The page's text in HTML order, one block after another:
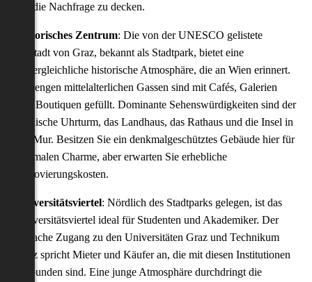
um die Nachfrage zu decken.
Historisches Zentrum: Die von der UNESCO gelistete
Altstadt von Graz, bekannt als Stadtpark, bietet eine
unvergleichliche historische Atmosphäre, die an Wien erinnert.
Die engen mittelalterlichen Gassen sind mit Cafés, Galerien
und Boutiquen gefüllt. Dominante Sehenswürdigkeiten sind der
ikonische Uhrturm, das Landhaus, das Rathaus und die Insel in
der Mur. Besitzen Sie ein denkmalgeschütztes Gebäude hier für
optimalen Charme, aber erwarten Sie erhebliche
Renovierungskosten.
Universitätsviertel: Nördlich des Stadtparks gelegen, ist das
Universitätsviertel ideal für Studenten und Akademiker. Der
einfache Zugang zu den Universitäten Graz und Technikum
Graz spricht Mieter und Käufer an, die mit diesen Institutionen
verbunden sind. Eine junge Atmosphäre durchdringt die